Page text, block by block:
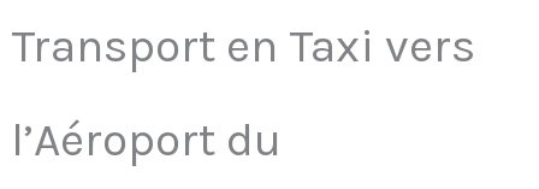
Transport en Taxi vers
l’Aéroport du